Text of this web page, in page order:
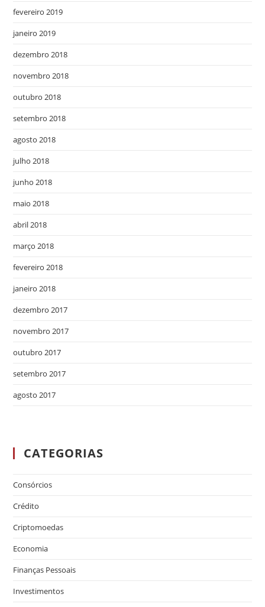
fevereiro 2019
janeiro 2019
dezembro 2018
novembro 2018
outubro 2018
setembro 2018
agosto 2018
julho 2018
junho 2018
maio 2018
abril 2018
março 2018
fevereiro 2018
janeiro 2018
dezembro 2017
novembro 2017
outubro 2017
setembro 2017
agosto 2017
CATEGORIAS
Consórcios
Crédito
Criptomoedas
Economia
Finanças Pessoais
Investimentos